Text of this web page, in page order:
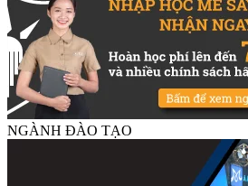
NGÀNH ĐÀO TẠO